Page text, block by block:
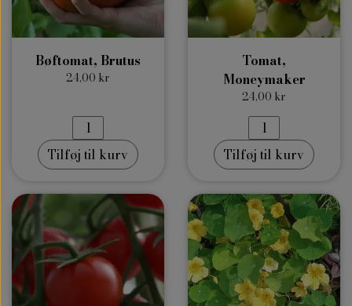
Bøftomat, Brutus
24,00 kr
Tilføj til kurv
Tomat,
Moneymaker
24,00 kr
Tilføj til kurv